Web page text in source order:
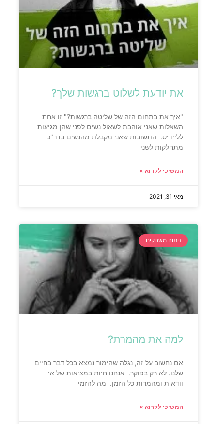
את יודעת לשלוט ברגשות שלך?
"איך את בתחום הזה של שליטה ברגשות?" זו אחת
השאלות שאני אוהבת לשאול נשים לפני שהן מגיעות
לליידיס. התשובות שאני מקבלת מהנשים בדר"כ
מתחלקות לשני
המשיכי לקרוא »
מאי 31, 2021
ניתוח משחקים
למה את מהמרת?
אם נחשוב על זה, נגלה שהימור נמצא בכל דבר בחיים
שלנו. לא רק בפוקר. אנחנו חיות במציאות של אי
וודאות ומהמרות כל הזמן. מה להזמין
המשיכי לקרוא »